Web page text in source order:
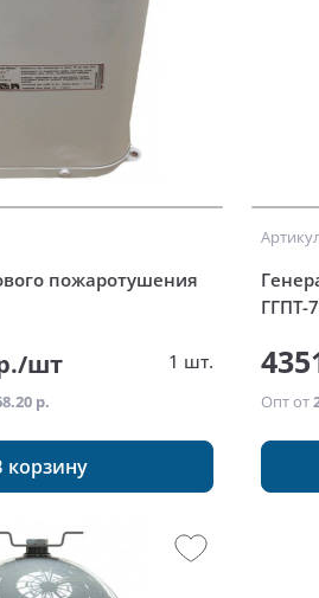
пожаротушения
шт 1 шт.
р.
корзину
ГГПТ-
Опт от